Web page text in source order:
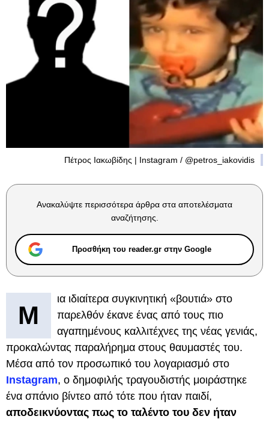
Πέτρος Ιακωβίδης | Instagram / @petros_iakovidis
Ανακαλύψτε περισσότερα άρθρα στα αποτελέσματα
αναζήτησης.
Προσθήκη του reader.gr στην Google
Μ
ια ιδιαίτερα συγκινητική «βουτιά» στο
παρελθόν έκανε ένας από τους πιο
αγαπημένους καλλιτέχνες της νέας γενιάς,
προκαλώντας παραλήρημα στους θαυμαστές του.
Μέσα από τον προσωπικό του λογαριασμό στο
Instagram, ο δημοφιλής τραγουδιστής μοιράστηκε
ένα σπάνιο βίντεο από τότε που ήταν παιδί,
αποδεικνύοντας πως το ταλέντο του δεν ήταν